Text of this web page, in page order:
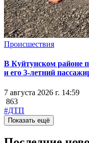
Происшествия
В Куйтунском районе
и его 3-летний
7 августа 2026 г. 14:59
863
#ДТП
Показать ещё